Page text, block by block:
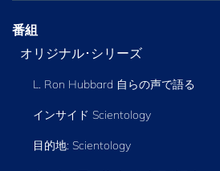
番組
オリジナル･シリーズ
L. Ron Hubbard 自らの声で語る
インサイド Scientology
目的地: Scientology